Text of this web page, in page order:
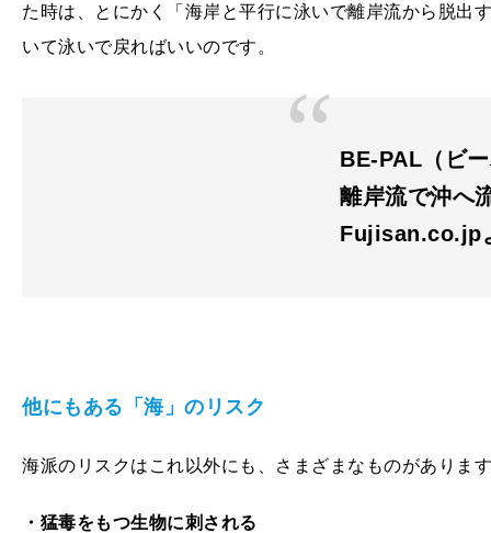
た時は、とにかく「海岸と平行に泳いで離岸流から脱出
いて泳いで戻ればいいのです。
BE-PAL（ビ
離岸流で沖へ
Fujisan.co.jp
他にもある「海」のリスク
海派のリスクはこれ以外にも、さまざまなものがあります
・猛毒をもつ生物に刺される